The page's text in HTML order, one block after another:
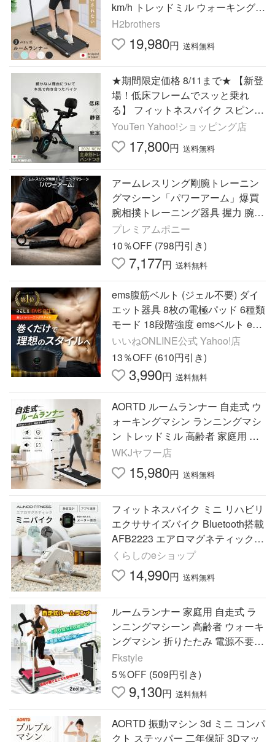
km/h トレッドミル ウォーキングマ
シン
H2brothers
19,980円 送料無料
★期間限定価格 8/11まで★ 【新登
場！低床フレームでスッと乗れ
る】 フィットネスバイク スピンバ
イク ルームバイク エアロ バイク
ビクス ダイエット器具
YouTen Yahoo!ショッピング店
17,800円 送料無料
アームレスリング剛腕トレーニン
グマシーン「パワーアーム」爆買
腕相撲トレーニング器具 握力 腕力
手首のグリップ力 ひねり 筋トレ
腕力アップ
プレミアムポニー
10％OFF (798円引き)
7,177円 送料無料
ems腹筋ベルト (ジェル不要) ダイ
エット器具 8枚の電極パッド 6種類
モード 18段階強度 emsベルト ems
腹筋ベルト 腹筋マシーン USB充電
式 女性 男性 RELX
いいねONLINE公式 Yahoo!店
13％OFF (610円引き)
3,990円 送料無料
AORTD ルームランナー 自走式 ウ
ォーキングマシン ランニングマシ
ン トレッドミル 高齢者 家庭用 静
か 4way 二年保証 ダイエット トレ
ーニング 有酸素運動
WKJヤフー店
15,980円 送料無料
フィットネスバイク ミニ リハビリ
エクササイズバイク Bluetooth搭載
AFB2223 エアロマグネティックバ
イク ミニバイク トレーニングマシ
ン コードレス 静音
くらしのeショップ
14,990円 送料無料
ルームランナー 家庭用 自走式 ラ
ンニングマシーン 高齢者 ウォーキ
ングマシン 折りたたみ 電源不要
ジョギング トレーニング ダイエッ
ト器具 筋トレ 自宅 運動
Fkstyle
5％OFF (509円引き)
9,130円 送料無料
AORTD 振動マシン 3d ミニ コンパ
クト ステッパー 二年保証 3Dマッ